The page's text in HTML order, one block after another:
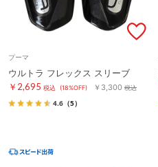
プーマ
ウルトラ フレックス スリーブ
￥2,695 税込 (18%OFF) ￥3,300 税込
4.6 （5）